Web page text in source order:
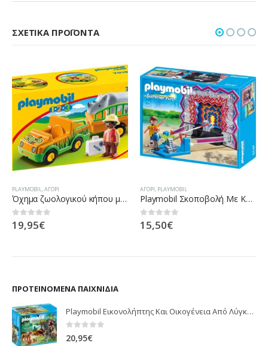
ΣΧΕΤΙΚΆ ΠΡΟΪΌΝΤΑ
PLAYMOBIL,ΑΓΌΡΙ
Όχημα ζωολογικού κήπου με ρινόκερο
0 out of 5
19,95€
ΑΓΌΡΙ, PLAYMOBIL
Playmobil Σκοποβολή Με Κονσερβοκούτια 5547
0 out of 5
15,50€
ΠΡΟΤΕΙΝΌΜΕΝΑ ΠΑΙΧΝΊΔΙΑ
Playmobil Εικονολήπτης Και Οικογένεια Από Λύγκες 5561
0 out of 5
20,95€